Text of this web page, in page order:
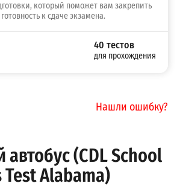
который поможет вам закрепить
к сдаче экзамена.
40 тестов
для прохождения
Нашли ошибку?
(CDL School
Test Alabama)